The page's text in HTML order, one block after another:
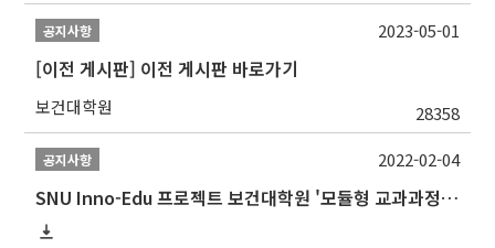
공지사항
[이전 게시판] 이전 게시판 바로가기
보건대학원 28358
2023-05-01
공지사항
SNU Inno-Edu 프로젝트 보건대학원 '모듈형 교과과정' 안내(revised 2022/2/28)
2022-02-04